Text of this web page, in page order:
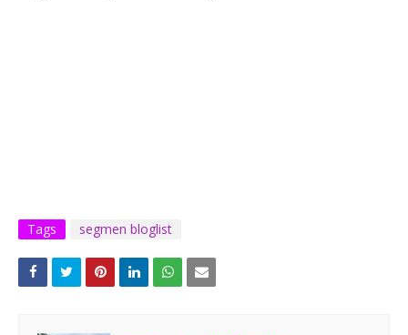
Tags segmen bloglist